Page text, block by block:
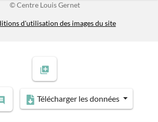
© Centre Louis Gernet
d'utilisation des images du site
Télécharger les données